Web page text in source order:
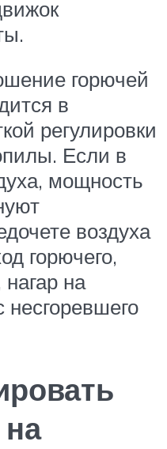
горючей
в
регулировки
Если в
мощность
воздуха
горючего,
на